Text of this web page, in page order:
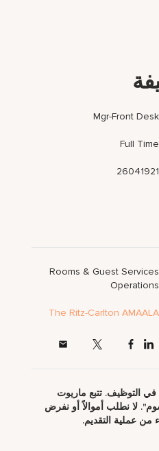
Mgr-Front
Full
Rooms & Guest
The Ritz-Carlton
تتبع ماريوت
نطلب أموالاً أو نفرض
التقديم.